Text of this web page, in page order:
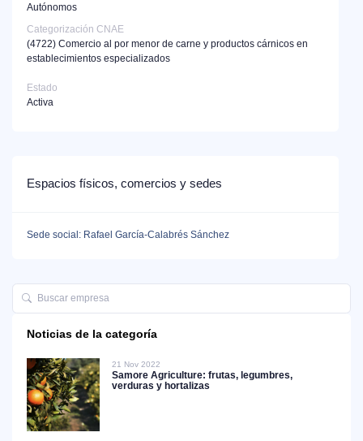
Autónomos
Categorización CNAE
(4722) Comercio al por menor de carne y productos cárnicos en
establecimientos especializados
Estado
Activa
Espacios físicos, comercios y sedes
Sede social: Rafael García-Calabrés Sánchez
Noticias de la categoría
21 Nov 2022
Samore Agriculture: frutas, legumbres,
verduras y hortalizas